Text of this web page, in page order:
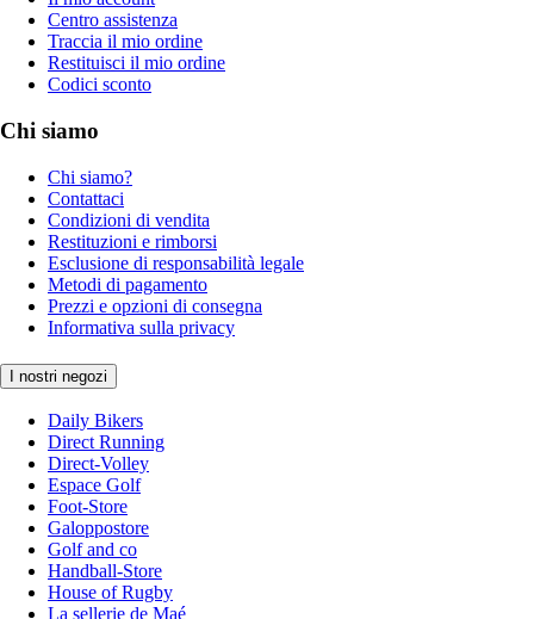
Centro assistenza
Traccia il mio ordine
Restituisci il mio ordine
Codici sconto
Chi siamo
Chi siamo?
Contattaci
Condizioni di vendita
Restituzioni e rimborsi
Esclusione di responsabilità legale
Metodi di pagamento
Prezzi e opzioni di consegna
Informativa sulla privacy
I nostri negozi
Daily Bikers
Direct Running
Direct-Volley
Espace Golf
Foot-Store
Galoppostore
Golf and co
Handball-Store
House of Rugby
La sellerie de Maé